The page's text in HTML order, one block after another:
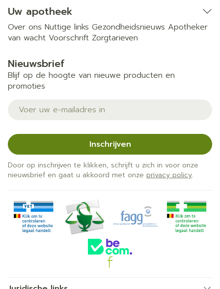
Uw apotheek
Over ons Nuttige links Gezondheidsnieuws Apotheker
van wacht Voorschrift Zorgtarieven
Nieuwsbrief
Blijf op de hoogte van nieuwe producten en
promoties
E-mail adres
Inschrijven
Door op inschrijven te klikken, schrijft u zich in voor onze
nieuwsbrief en gaat u akkoord met onze privacy policy.